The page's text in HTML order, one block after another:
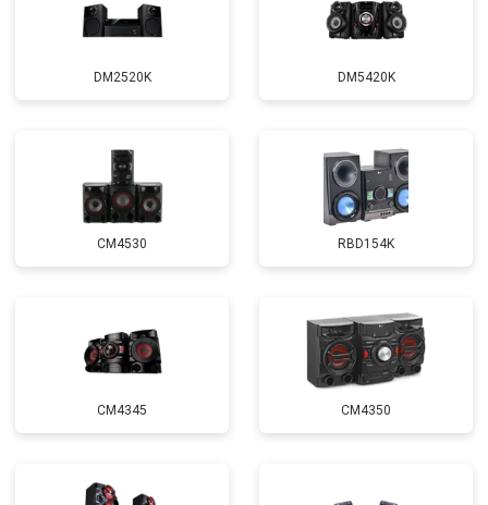
DM2520K DM5420K
CM4530 RBD154K
CM4345 CM4350